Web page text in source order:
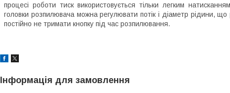
процесі роботи тиск використовується тільки легким
головки розпилювача можна регулювати потік і діаметр рідини,
постійно не тримати кнопку під час розпилювання.
Інформація для замовлення